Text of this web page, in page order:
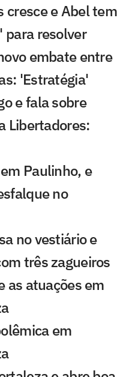
cresce e Abel tem
resolver
embate entre
'Estratégia'
e fala sobre
Libertadores:
Paulinho, e
no
no vestiário e
três zagueiros
as atuações em
em